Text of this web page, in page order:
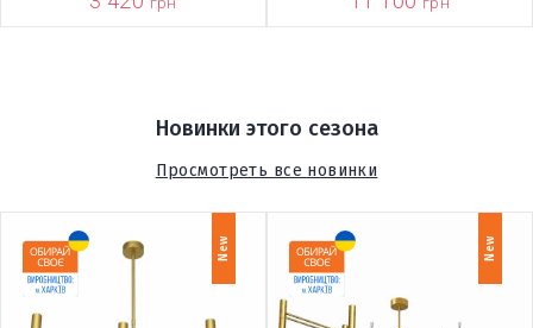
Новинки этого сезона
Просмотреть все новинки
New New